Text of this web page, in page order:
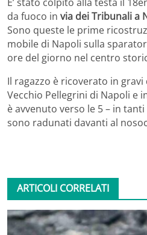
da fuoco in via dei Tribunali a
Sono queste le prime
mobile di Napoli sulla
ore del giorno nel centro
Il ragazzo è ricoverato in gravi
Vecchio Pellegrini di Napoli e
è avvenuto verso le 5 – in
sono radunati davanti al
ARTICOLI CORRELATI